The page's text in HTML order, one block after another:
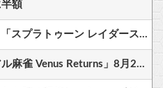
額
【7/27～8/2ファミ通週販】「スプラトゥーン レイダース」2週連続1位！ほか新作に「ほの暮しの庭」「ブルーリフレクション カルテット」などランクイン！！
【脱衣麻雀】「スーパーリアル麻雀 Venus Returns」8月27日に発売決定！